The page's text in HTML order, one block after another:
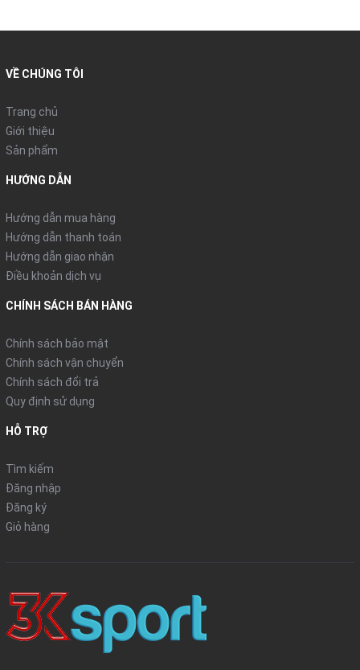
VỀ CHÚNG TÔI
Trang chủ
Giới thiệu
Sản phẩm
HƯỚNG DẪN
Hướng dẫn mua hàng
Hướng dẫn thanh toán
Hướng dẫn giao nhận
Điều khoản dịch vụ
CHÍNH SÁCH BÁN HÀNG
Chính sách bảo mật
Chính sách vận chuyển
Chính sách đổi trả
Quy định sử dụng
HỖ TRỢ
Tìm kiếm
Đăng nhập
Đăng ký
Giỏ hàng